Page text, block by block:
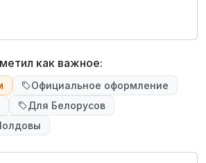
как важное:
Официальное оформление
Для Белорусов